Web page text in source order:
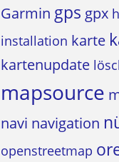
Garmin gps gpx
installation karte
kartenupdate
mapsource
navi navigation
openstreetmap